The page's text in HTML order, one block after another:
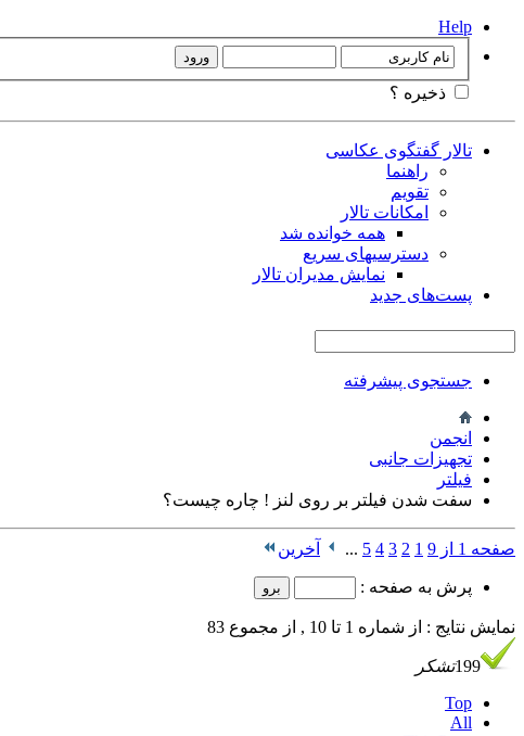
Help
ذخیره ؟
تالار گفتگوی عکاسی
راهنما
تقویم
امکانات تالار
همه خوانده شد
دسترسیهای سریع
نمایش مدیران تالار
پست‌های جدید
جستجوی پیشرفته
انجمن
تجهيزات جانبی
فيلتر
سفت شدن فیلتر بر روی لنز ! چاره چیست؟
صفحه 1 از 9 1
2
3
4
5
... آخرین
پرش به صفحه :
نمایش نتایج : از شماره 1 تا 10 , از مجموع 83
199تشکر
Top
All